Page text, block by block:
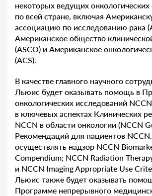
некоторых ведущих онкологических
по всей стране, включая
ассоциацию по исследованию рака
Американское общество
(ASCO) и Американское
(ACS).
В качестве главного научного
Льюис будет оказывать помощь в
онкологических исследований
в ключевых аспектах Клинических
NCCN в области онкологии (NCCN
Рекомендаций для пациентов
осуществлять надзор NCCN
Compendium; NCCN Radiation
и NCCN Imaging Appropriate Use
Льюис также будет оказывать
Программе непрерывного